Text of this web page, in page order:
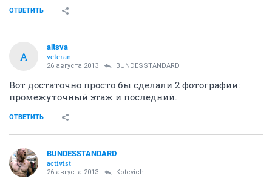
ОТВЕТИТЬ
A
altsva
veteran
26 августа 2013 BUNDESSTANDARD
Вот достаточно просто бы сделали 2 фотографии:
промежуточный этаж и последний.
ОТВЕТИТЬ
BUNDESSTANDARD
activist
26 августа 2013 Kotevich